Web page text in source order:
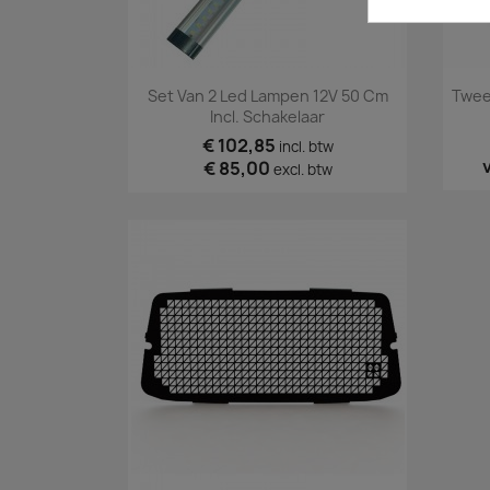
 Snel bekijken
Set Van 2 Led Lampen 12V 50 Cm
Incl. Schakelaar
€ 102,85 incl. btw
€ 85,00 excl. btw